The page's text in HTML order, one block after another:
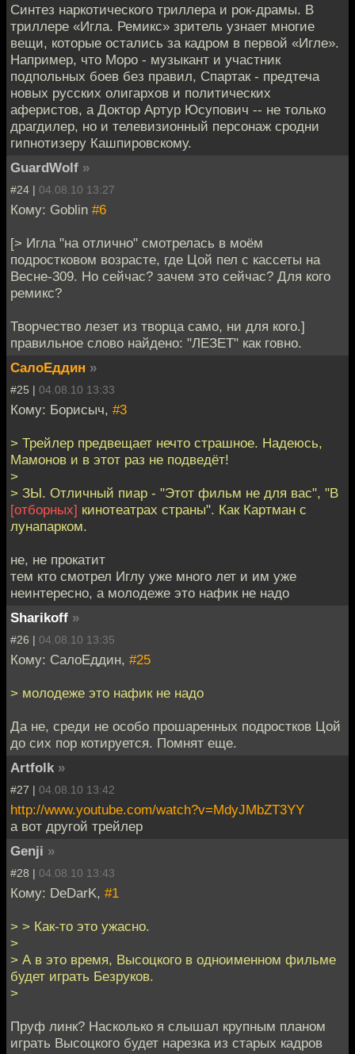
Синтез наркотического триллера и рок-драмы. В
триллере «Игла. Ремикс» зритель узнает многие
вещи, которые остались за кадром в первой «Игле».
Например, что Моро - музыкант и участник
подпольных боев без правил, Спартак - предтеча
новых русских олигархов и политических
аферистов, а Доктор Артур Юсупович -- не только
драгдилер, но и телевизионный персонаж сродни
гипнотизеру Кашпировскому.
GuardWolf »
#24 | 04.08.10 13:27
Кому: Goblin #6
[> Игла "на отлично" смотрелась в моём
подростковом возрасте, где Цой пел с кассеты на
Весне-309. Но сейчас? зачем это сейчас? Для кого
ремикс?
Творчество лезет из творца само, ни для кого.]
правильное слово найдено: "ЛЕЗЕТ" как говно.
СалоЕддин »
#25 | 04.08.10 13:33
Кому: Борисыч, #3
> Трейлер предвещает нечто страшное. Надеюсь,
Мамонов и в этот раз не подведёт!
>
> ЗЫ. Отличный пиар - "Этот фильм не для вас", "В
[отборных] кинотеатрах страны". Как Картман с
лунапарком.
не, не прокатит
тем кто смотрел Иглу уже много лет и им уже
неинтересно, а молодеже это нафик не надо
Sharikoff »
#26 | 04.08.10 13:35
Кому: СалоЕддин, #25
> молодеже это нафик не надо
Да не, среди не особо прошаренных подростков Цой
до сих пор котируется. Помнят еще.
Artfolk »
#27 | 04.08.10 13:42
http://www.youtube.com/watch?v=MdyJMbZT3YY
а вот другой трейлер
Genji »
#28 | 04.08.10 13:43
Кому: DeDarK, #1
> > Как-то это ужасно.
>
> А в это время, Высоцкого в одноименном фильме
будет играть Безруков.
>
Пруф линк? Насколько я слышал крупным планом
играть Высоцкого будет нарезка из старых кадров